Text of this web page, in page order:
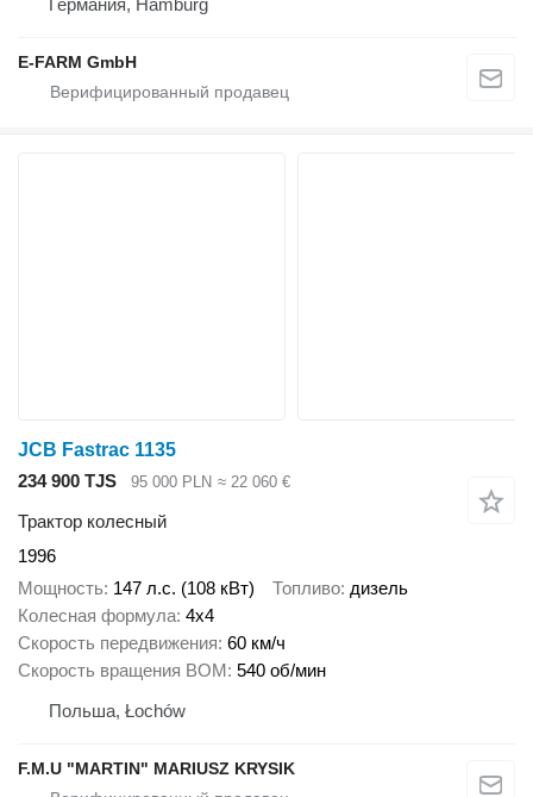
E-FARM GmbH
JCB Fastrac 1135
234 900 TJS
95 000 PLN ≈ 22 060 €
Трактор колесный
1996
Мощность 147 л.с. (108 кВт) Топливо дизель
Колесная формула 4x4
Скорость передвижения 60 км/ч
Скорость вращения ВОМ 540 об/мин
Польша, Łochów
F.M.U "MARTIN" MARIUSZ KRYSIK